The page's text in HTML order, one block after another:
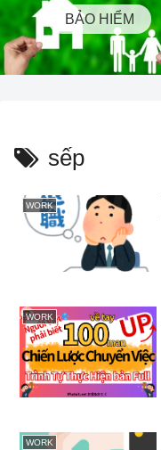
BẢO HIỂM
sếp
WORK
WORK
WORK